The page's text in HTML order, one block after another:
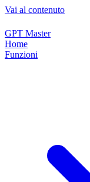
Vai al contenuto
GPT Master
Home
Funzioni